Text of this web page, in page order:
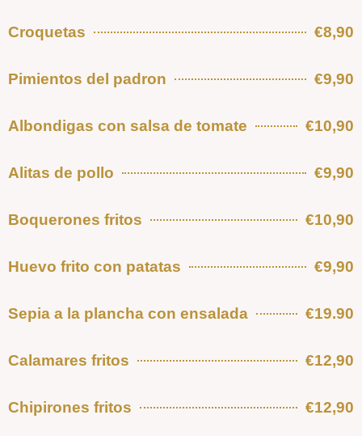
Croquetas €8,90
Pimientos del padron €9,90
Albondigas con salsa de tomate €10,90
Alitas de pollo €9,90
Boquerones fritos €10,90
Huevo frito con patatas €9,90
Sepia a la plancha con ensalada €19.90
Calamares fritos €12,90
Chipirones fritos €12,90